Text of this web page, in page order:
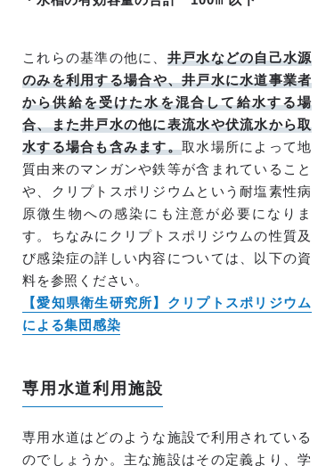
これらの基準の他に、 井戸水などの自己水源
のみを利用する場合や、井戸水に水道事業者
から供給を受けた水を混合して給水する場
合、また井戸水の他に表流水や伏流水から取
水する場合も含みます。取水場所によって地
質由来のマンガンや鉄等が含まれていること
や、クリプトスポリジウムという耐塩素性病
原微生物への感染にも注意が必要になりま
す。ちなみにクリプトスポリジウムの性質及
び感染症の詳しい内容については、以下の資
料を参照ください。
【愛知県衛生研究所】クリプトスポリジウム
による集団感染
専用水道利用施設
専用水道はどのような施設で利用されている
のでしょうか。主な施設はその定義より、学